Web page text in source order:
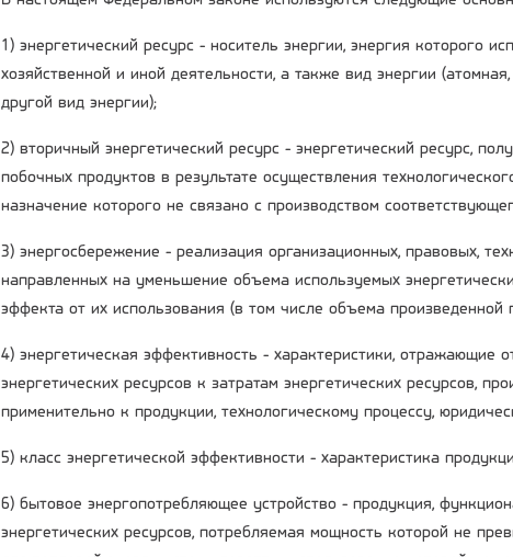
1) энергетический ресурс - носитель энергии, энергия которого
хозяйственной и иной деятельности, а также вид энергии
другой вид энергии);
2) вторичный энергетический ресурс - энергетический ресурс,
побочных продуктов в результате осуществления
назначение которого не связано с производством
3) энергосбережение - реализация организационных, правовых,
направленных на уменьшение объема используемых
эффекта от их использования (в том числе объема произведенной
4) энергетическая эффективность - характеристики, отражающие
энергетических ресурсов к затратам энергетических ресурсов,
применительно к продукции, технологическому процессу,
5) класс энергетической эффективности - характеристика
6) бытовое энергопотребляющее устройство - продукция,
энергетических ресурсов, потребляемая мощность которой не